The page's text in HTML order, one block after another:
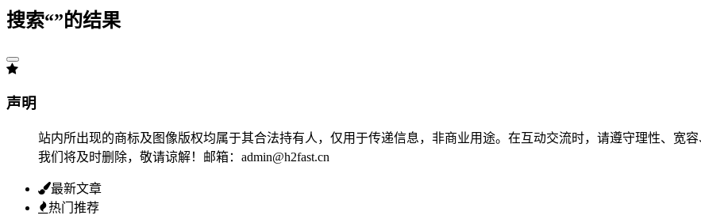
搜索“”的结果
声明
站内所出现的商标及图像版权均属于其合法持有人，仅用于传递信息，非商业用途。在互动交流时，请遵守理性、宽
我们将及时删除，敬请谅解！邮箱：admin@h2fast.cn
最新文章
热门推荐